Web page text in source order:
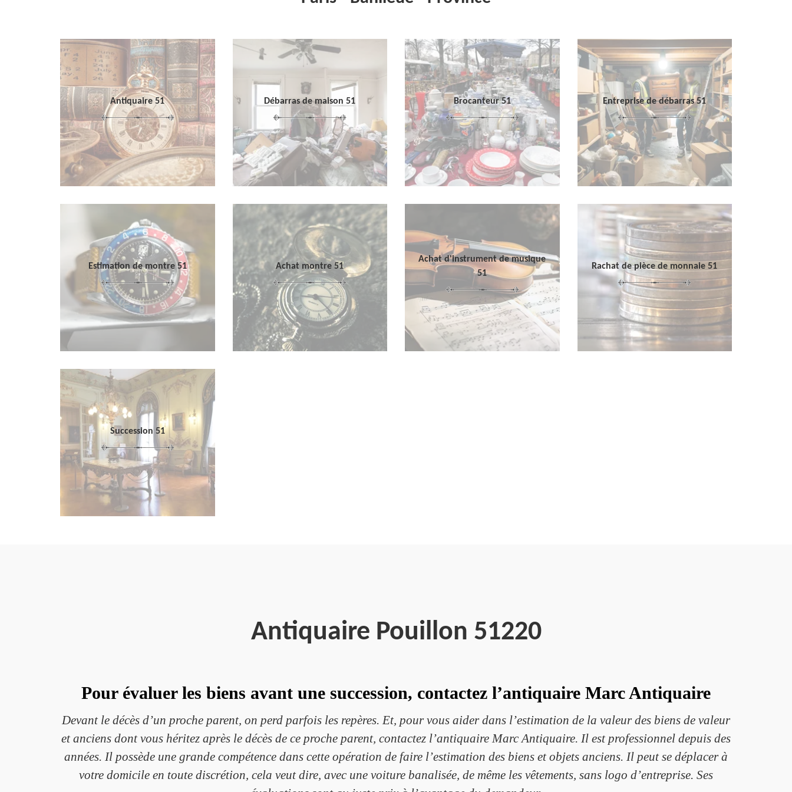
Antiquaire 51 Débarras de maison 51 Brocanteur 51 Entreprise de débarras 51
Estimation de montre 51 Achat montre 51
Achat d'instrument de musique
51
Rachat de pièce de monnaie 51
Succession 51
Antiquaire Pouillon 51220
Pour évaluer les biens avant une succession, contactez l’antiquaire Marc Antiquaire
Devant le décès d’un proche parent, on perd parfois les repères. Et, pour vous aider dans l’estimation de la valeur des biens de valeur
et anciens dont vous héritez après le décès de ce proche parent, contactez l’antiquaire Marc Antiquaire. Il est professionnel depuis des
années. Il possède une grande compétence dans cette opération de faire l’estimation des biens et objets anciens. Il peut se déplacer à
votre domicile en toute discrétion, cela veut dire, avec une voiture banalisée, de même les vêtements, sans logo d’entreprise. Ses